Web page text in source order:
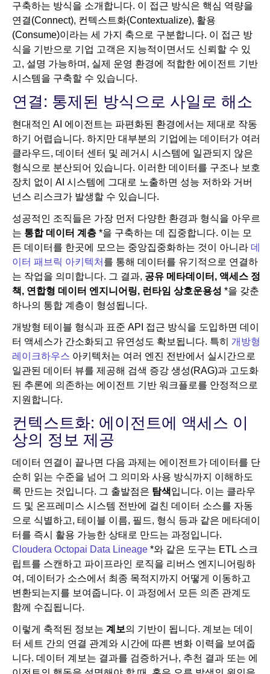
구축하는 방식을 소개합니다. 이 접근 방식은 핵심 역량을
연결(Connect), 컨텍스트화(Contextualize), 활용
(Consume)이라는 세 가지 축으로 구분합니다. 이 접근 방
식을 기반으로 기업 고객은 지능적이면서도 신뢰할 수 있
고, 설명 가능하며, 실제 운영 환경에 적합한 에이전트 기반
시스템을 구축할 수 있습니다.
연결: 통제된 방식으로 사일로 해소
현대적인 AI 에이전트는 파편화된 환경에서는 제대로 작동
하기 어렵습니다. 하지만 대부분의 기업에는 데이터가 여러
클라우드, 데이터 센터 및 레거시 시스템에 일관되지 않은
형식으로 분산되어 있습니다. 이러한 데이터를 구조나 보호
장치 없이 AI 시스템에 그대로 노출하면 성능 저하와 거버
넌스 리스크가 발생할 수 있습니다.
성공적인 조직들은 가장 먼저 다양한 환경과 형식을 아우르
는 통합 데이터 계층 *을 구축하는 데 집중합니다. 이는 모
든 데이터를 한곳에 모으는 중앙집중화하는 것이 아니라 데
이터 패브릭 아키텍처 를 통해 데이터를 유기적으로 연결하
는 작업을 의미합니다. 그 결과, 공유 메타데이터, 액세스 정
책, 연합형 데이터 엔지니어링, 런타임 상호운용성 *을 갖춘
하나의 통합 계층이 형성됩니다.
개방형 테이블 형식과 표준 API 접근 방식을 도입하면 데이
터 액세스가 간소화되고 유연성도 확보됩니다. 특히 개방형
레이크하우스 아키텍처는 여러 엔진 전반에서 실시간으로
일관된 데이터 뷰를 제공해 검색 증강 생성(RAG)과 고도화
된 추론에 의존하는 에이전트 기반 워크플로를 안정적으로
지원합니다.
컨텍스트화: 에이전트에 액세스 이
상의 정보 제공
데이터 연결이 끝나면 다음 과제는 에이전트가 데이터를 단
순히 읽는 수준을 넘어 그 의미와 사용 방식까지 이해하도
록 만드는 것입니다. 그 출발점은 탐색입니다. 이는 클라우
드 및 온프레미스 시스템 전반에 걸친 데이터 소스를 자동
으로 식별하고, 테이블 이름, 필드, 형식 등과 같은 메타데이
터를 즉시 활용 가능한 상태로 만드는 과정입니다.
Cloudera Octopai Data Lineage *와 같은 도구는 ETL 스크
립트를 스캔하고 파이프라인 로직을 리버스 엔지니어링하
여, 데이터가 소스에서 최종 목적지까지 어떻게 이동하고
변환되는지를 보여줍니다. 이 과정에서 모든 의존 관계도
함께 수집됩니다.
이렇게 축적된 정보는 계보의 기반이 됩니다. 계보는 데이
터 세트 간의 연결 관계와 시간에 따른 변화 이력을 보여줍
니다. 데이터 계보는 결과를 검증하거나, 추천 결과 또는 에